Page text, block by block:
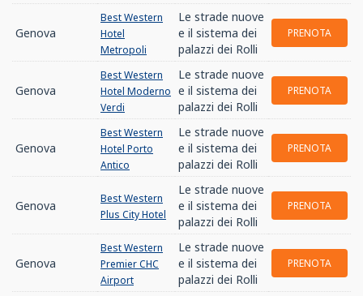
Genova
Best Western
Hotel
Metropoli
Le strade nuove
e il sistema dei
palazzi dei Rolli
PRENOTA
Genova
Best Western
Hotel Moderno
Verdi
Le strade nuove
e il sistema dei
palazzi dei Rolli
PRENOTA
Genova
Best Western
Hotel Porto
Antico
Le strade nuove
e il sistema dei
palazzi dei Rolli
PRENOTA
Genova
Best Western
Plus City Hotel
Le strade nuove
e il sistema dei
palazzi dei Rolli
PRENOTA
Genova
Best Western
Premier CHC
Airport
Le strade nuove
e il sistema dei
palazzi dei Rolli
PRENOTA